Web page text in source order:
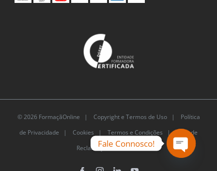
© 2026 FormaçãOnline | Copyright e Termos de Uso|
Política
de Privacidade | Cookies | Termos e Condições |Livro de
Reclamações Eletrónico
Fale Connosco!